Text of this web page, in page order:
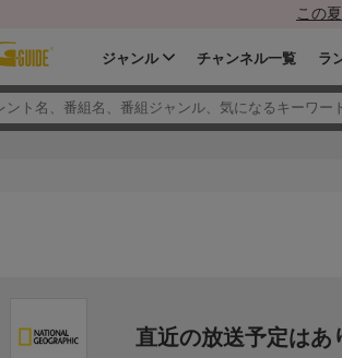
この
ジャンル チャンネル一覧 ラ
直近の放送予定はあ